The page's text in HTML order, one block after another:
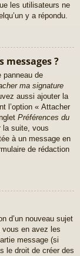
les utilisateurs ne
y a répondu.
?
panneau de
ma signature
aussi ajouter la
l’option « Attacher
Préférences du
la suite, vous
à un message en
de rédaction
d’un nouveau sujet
vous en avez les
message (si
le droit de créer des